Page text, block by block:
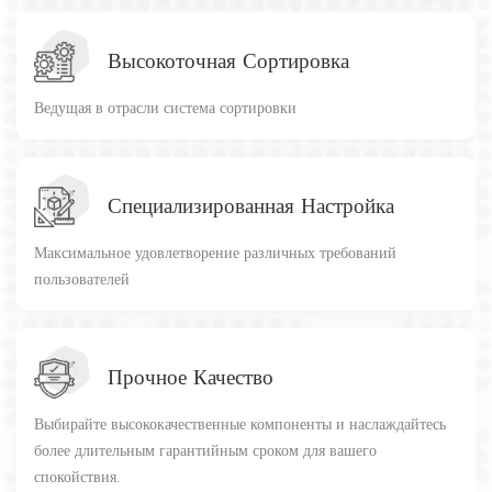
Высокоточная Сортировка
Ведущая в отрасли система сортировки
Специализированная Настройка
Максимальное удовлетворение различных требований
пользователей
Прочное Качество
Выбирайте высококачественные компоненты и наслаждайтесь
более длительным гарантийным сроком для вашего
спокойствия.